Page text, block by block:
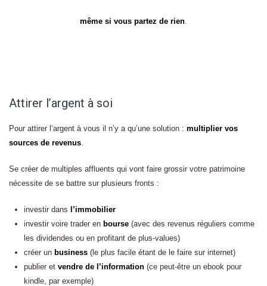
même si vous partez de rien.
Attirer l’argent à soi
Pour attirer l’argent à vous il n’y a qu’une solution : multiplier vos
sources de revenus.
Se créer de multiples affluents qui vont faire grossir votre patrimoine
nécessite de se battre sur plusieurs fronts :
investir dans l’immobilier
investir voire trader en bourse (avec des revenus réguliers comme
les dividendes ou en profitant de plus-values)
créer un business (le plus facile étant de le faire sur internet)
publier et vendre de l’information (ce peut-être un ebook pour
kindle, par exemple)